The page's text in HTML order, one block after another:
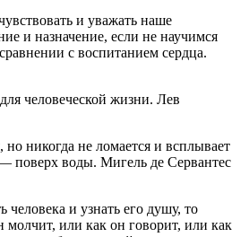
и уважать наше
и назначение, если не научимся
с воспитанием сердца.
человеческой жизни. Лев
но никогда не ломается и всплывает
поверх воды. Мигель де Сервантес
человека и узнать его душу, то
молчит, или как он говорит, или как